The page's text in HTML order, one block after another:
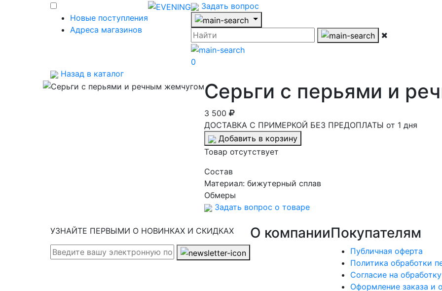
Новые поступления
Адреса магазинов
Задать вопрос
0
Назад в каталог
Серьги с перьями и
3 500
ДОСТАВКА С ПРИМЕРКОЙ БЕЗ ПРЕДОПЛАТЫ от 1 дня
Добавить в корзину
Товар отсутствует
Cостав
Материал: бижутерный сплав
Обмеры
Задать вопрос о товаре
УЗНАЙТЕ ПЕРВЫМИ О НОВИНКАХ И СКИДКАХ О компанииПокупателям
Публичная оферта
Политика обработки
Согласие на
Оформление заказа и